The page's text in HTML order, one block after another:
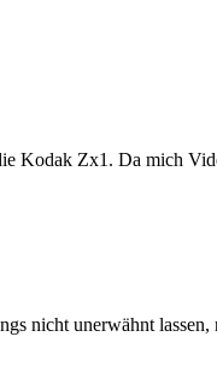
Kodak Zx1. Da mich
nicht unerwähnt